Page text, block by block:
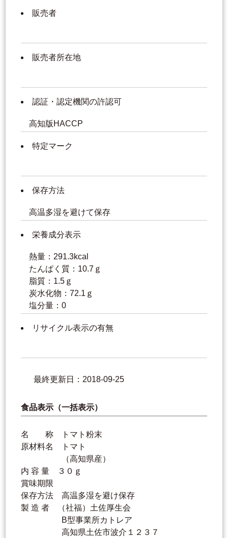
販売者
販売者所在地
認証・認定機関の許認可
高知版HACCP
特定マーク
保存方法
高温多湿を避けて保存
栄養成分表示
熱量：291.3kcal
たんぱく質：10.7ｇ
脂質：1.5ｇ
炭水化物：72.1ｇ
塩分量：0
リサイクル表示の有無
最終更新日：2018-09-25
食品表示（一括表示）
名 称 トマト粉末
原材料名 トマト
（高知県産）
内 容 量 ３０ｇ
賞味期限
保存方法 高温多湿を避け保存
製 造 者 （社福）土佐厚生会
B型事業所カトレア
高知県土佐市波介１２３７